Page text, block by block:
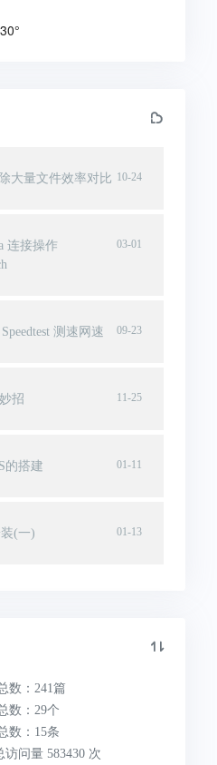
30°
10-24
大量文件效率对比
03-01
连接操作
09-23
测速网速
11-25
招
01-11
的搭建
01-13
(一)
数：241篇
数：29个
数：15条
访问量 583430 次